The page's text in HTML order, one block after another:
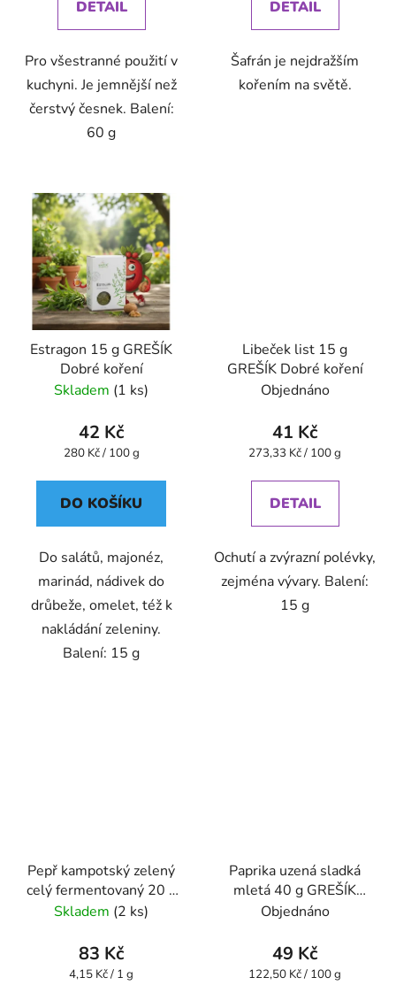
DETAIL
Pro všestranné použití v
kuchyni. Je jemnější než
čerstvý česnek. Balení:
60 g
DETAIL
Šafrán je nejdražším
kořením na světě.
Estragon 15 g GREŠÍK
Dobré koření
Skladem (1 ks)
42 Kč
Měrná
280 Kč / 100 g
DO KOŠÍKU
Do salátů, majonéz,
marinád, nádivek do
drůbeže, omelet, též k
nakládání zeleniny.
Balení: 15 g
Libeček list 15 g
GREŠÍK Dobré koření
Objednáno
41 Kč
Měrná
273,33 Kč / 100 g
DETAIL
Ochutí a zvýrazní polévky,
zejména vývary. Balení:
15 g
Pepř kampotský zelený
celý fermentovaný 20 g
GREŠÍK Dobré koření
Skladem (2 ks)
83 Kč
Měrná
4,15 Kč / 1 g
Paprika uzená sladká
mletá 40 g GREŠÍK
Dobré koření
Objednáno
49 Kč
Měrná
122,50 Kč / 100 g